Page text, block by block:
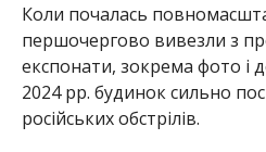
Коли почалась
першочергово вивезли з
експонати, зокрема фото і
2024 рр. будинок сильно
російських обстрілів.